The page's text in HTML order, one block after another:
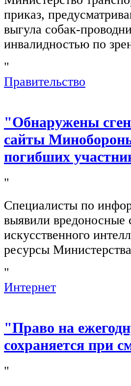
приказ,
выгула собак-
инвалидностью по
"
Правительство
"Обнаружены
сайты
погибших
"
Специалисты по
выявили
искусственного
ресурсы
"
Интернет
"Право на
сохраняется при
"